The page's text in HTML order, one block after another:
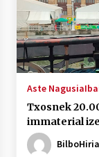
Aste Nagusia
Txosnek
immaterial
BilboHiria